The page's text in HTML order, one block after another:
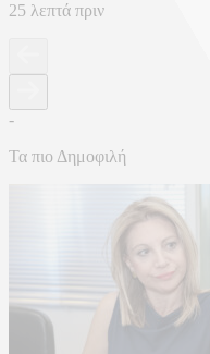
25 λεπτά πριν
-
Τα πιο Δημοφιλή